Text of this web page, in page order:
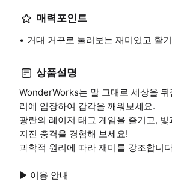
매력포인트
거대 거꾸로 둘러보는 재미있고 활
상품설명
WonderWorks는 말 그대로 세상을
리에 입장하여 감각을 깨워보세요.
광란의 레이저 태그 게임을 즐기고,
지진 충격을 경험해 보세요!
과학적 원리에 따라 재미를 강조합니
▶ 이용 안내